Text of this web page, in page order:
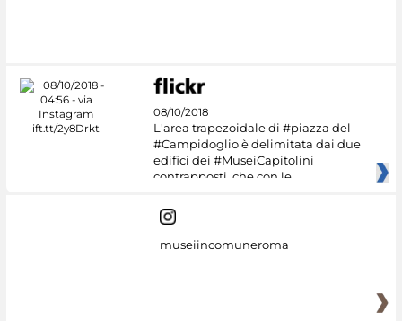
08/10/2018
L'area trapezoidale di #piazza del
#Campidoglio è delimitata dai due
edifici dei #MuseiCapitolini
contrapposti, che con le
museiincomuneroma